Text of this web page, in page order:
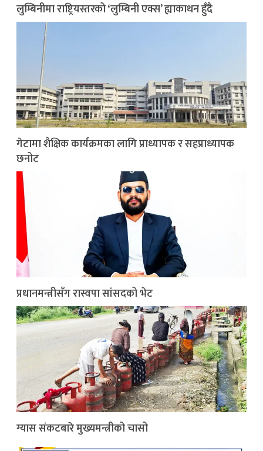
लुम्बिनीमा राष्ट्रियस्तरको ‘लुम्बिनी एक्स’ ह्याकाथन हुँदै
गेटामा शैक्षिक कार्यक्रमका लागि प्राध्यापक र सहप्राध्यापक
छनोट
प्रधानमन्त्रीसँग रास्वपा सांसदको भेट
ग्यास संकटबारे मुख्यमन्त्रीको चासो